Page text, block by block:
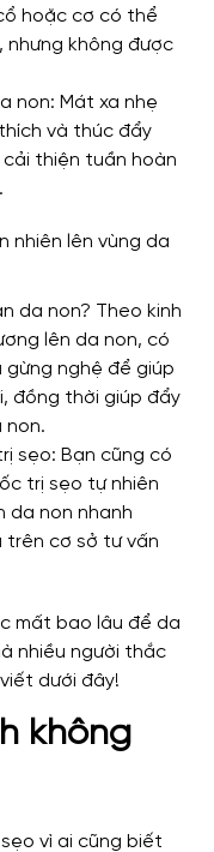
hoặc cơ có thể
nhưng không được
non: Mát xa nhẹ
và thúc đẩy
thiện tuần hoàn
nhiên lên vùng da
da non? Theo kinh
lên da non, có
nghệ để giúp
đồng thời giúp đẩy
non.
sẹo: Bạn cũng có
trị sẹo tự nhiên
da non nhanh
trên cơ sở tư vấn
không
vì ai cũng biết